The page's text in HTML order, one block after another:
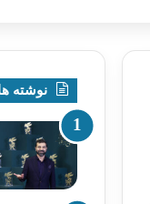
نوشته